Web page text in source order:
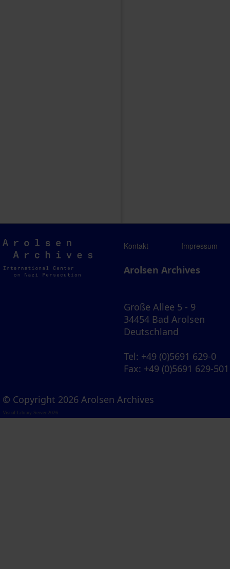
Arolsen
Archives
Kontakt Impressum
Arolsen Archives
Große Allee 5 - 9
34454 Bad Arolsen
Deutschland
Tel: +49 (0)5691 629-0
Fax: +49 (0)5691 629-501
© Copyright 2026 Arolsen Archives
Visual Library Server 2026